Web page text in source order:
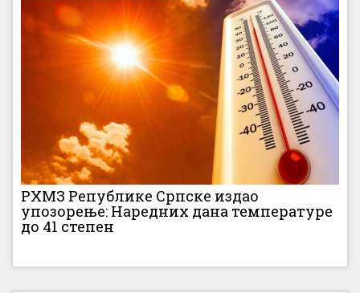
РХМЗ Републике Српске издао
упозорење: Наредних дана температуре
до 41 степен